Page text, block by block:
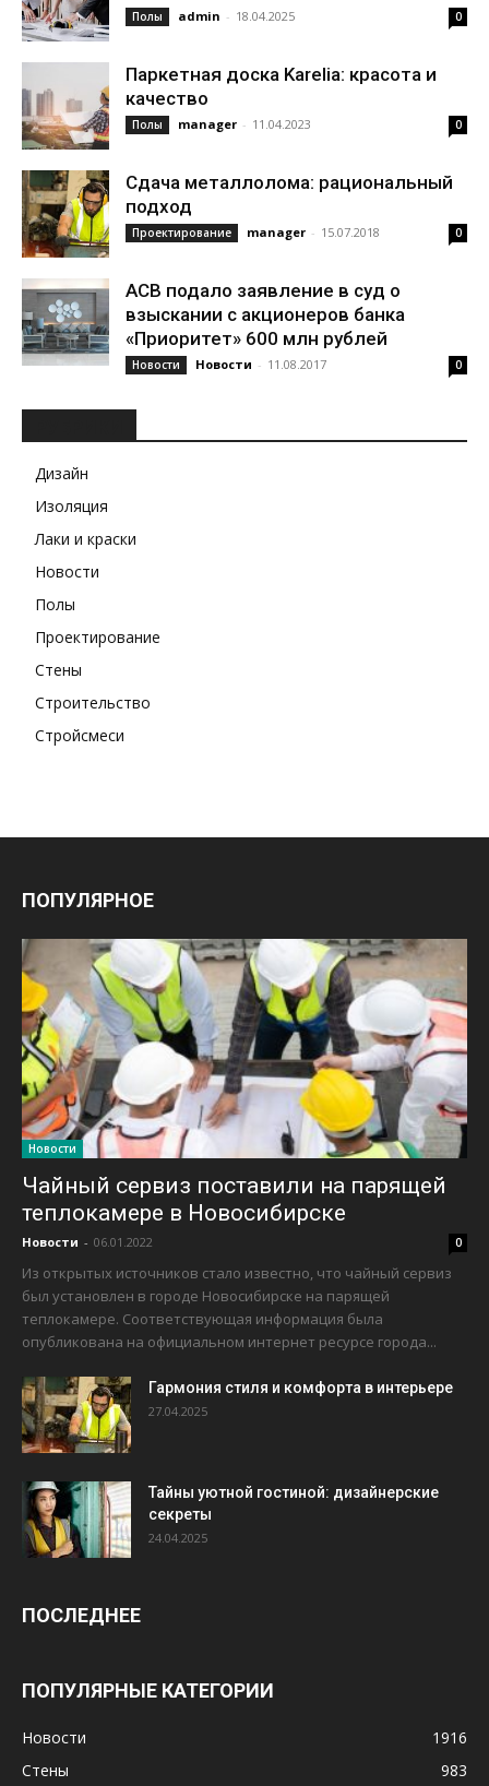
Полы admin - 18.04.2025 0
Паркетная доска Karelia: красота и
качество
Полы manager - 11.04.2023 0
Сдача металлолома: рациональный
подход
Проектирование manager - 15.07.2018 0
АСВ подало заявление в суд о
взыскании с акционеров банка
«Приоритет» 600 млн рублей
Новости Новости - 11.08.2017 0
Дизайн
Изоляция
Лаки и краски
Новости
Полы
Проектирование
Стены
Строительство
Стройсмеси
ПОПУЛЯРНОЕ
Новости
Чайный сервиз поставили на парящей
теплокамере в Новосибирске
Новости - 06.01.2022 0
Из открытых источников стало известно, что чайный сервиз
был установлен в городе Новосибирске на парящей
теплокамере. Соответствующая информация была
опубликована на официальном интернет ресурсе города...
Гармония стиля и комфорта в интерьере
27.04.2025
Тайны уютной гостиной: дизайнерские
секреты
24.04.2025
ПОСЛЕДНЕЕ
ПОПУЛЯРНЫЕ КАТЕГОРИИ
Новости
1916
Стены
983